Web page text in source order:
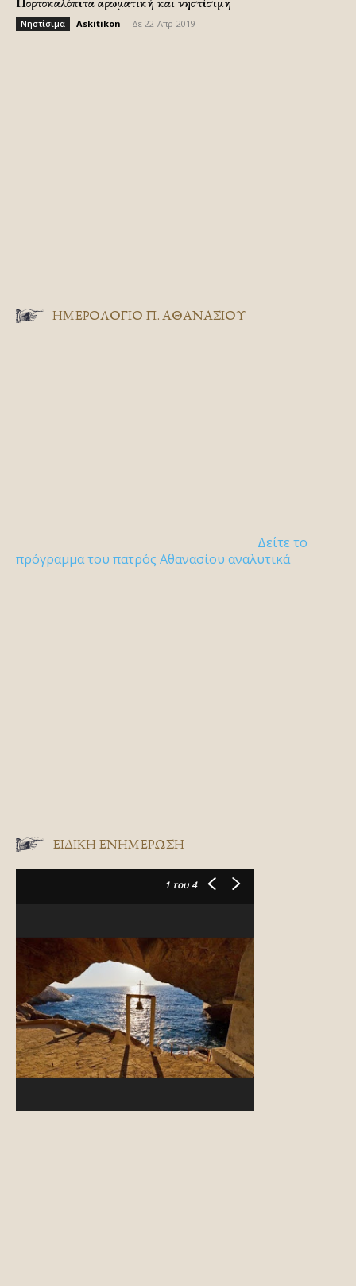
Νηστίσιμα Askitikon Δε 22-Απρ-2019
ΗΜΕΡΟΛΟΓΙΟ Π. ΑΘΑΝΑΣΙΟΥ
Δείτε το
πρόγραμμα του πατρός Αθανασίου αναλυτικά
ΕΙΔΙΚΉ ΕΝΗΜΈΡΩΣΗ
1 του 4